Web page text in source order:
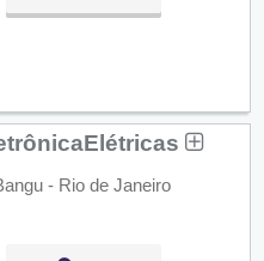
- Rio de Janeiro